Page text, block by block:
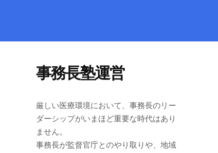
事務長塾運営
厳しい医療環境において、事務長のリー
ダーシップがいまほど重要な時代はあり
ません。
事務長が監督官庁とのやり取りや、地域